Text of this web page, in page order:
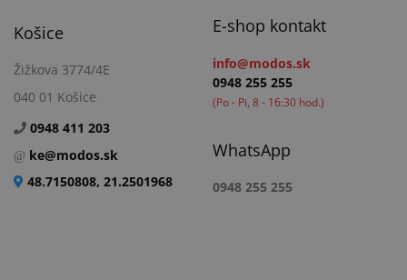
Košice
Žižkova 3774/4E
040 01 Košice
0948 411 203
ke@modos.sk
48.7150808, 21.2501968
E-shop kontakt
info@modos.sk
0948 255 255
(Po - Pi, 8 - 16:30 hod.)
WhatsApp
0948 255 255